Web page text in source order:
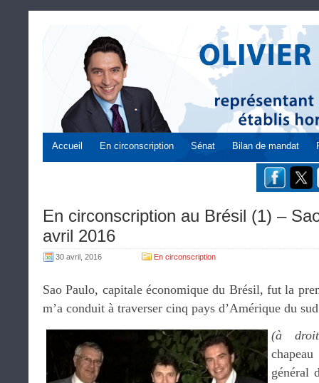
Accueil En circonscription Sénat Bilan de mandat
En circonscription au Brésil (1) –
avril 2016
30 avril, 2016 En circonscription
Sao Paulo, capitale économique du Brésil, fut la
m’a conduit à traverser cinq pays d’Amérique du
(à
général